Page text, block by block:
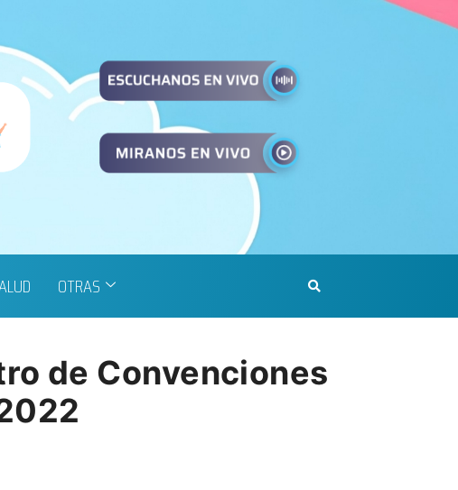
OTRAS
de Convenciones